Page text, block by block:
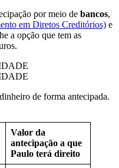
por meio de bancos,
em Diretos Creditórios) e
a opção que tem as
de forma antecipada.
Valor da
antecipação a que
Paulo terá direito